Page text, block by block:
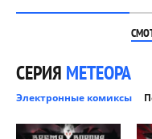
СЕРИЯ МЕТЕОРА
Электронные комиксы